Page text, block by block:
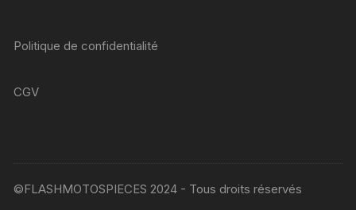
Politique de confidentialité
CGV
©FLASHMOTOSPIECES 2024 - Tous droits réservés